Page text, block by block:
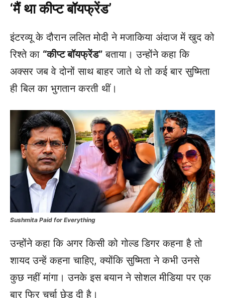
‘मैं था कीप्ट बॉयफ्रेंड’
इंटरव्यू के दौरान ललित मोदी ने मजाकिया अंदाज में खुद को
रिश्ते का “कीप्ट बॉयफ्रेंड” बताया। उन्होंने कहा कि
अक्सर जब वे दोनों साथ बाहर जाते थे तो कई बार सुष्मिता
ही बिल का भुगतान करती थीं।
Sushmita Paid for Everything
उन्होंने कहा कि अगर किसी को गोल्ड डिगर कहना है तो
शायद उन्हें कहना चाहिए, क्योंकि सुष्मिता ने कभी उनसे
कुछ नहीं मांगा। उनके इस बयान ने सोशल मीडिया पर एक
बार फिर चर्चा छेड़ दी है।